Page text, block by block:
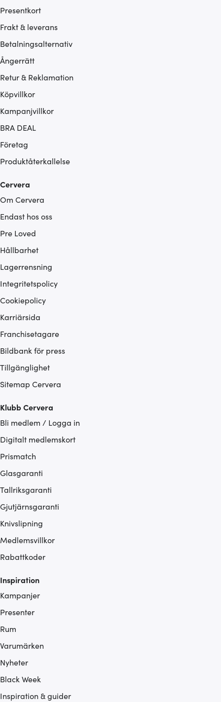
Presentkort
Frakt & leverans
Betalningsalternativ
Ångerrätt
Retur & Reklamation
Köpvillkor
Kampanjvillkor
BRA DEAL
Företag
Produktåterkallelse
Cervera
Om Cervera
Endast hos oss
Pre Loved
Hållbarhet
Lagerrensning
Integritetspolicy
Cookiepolicy
Karriärsida
Franchisetagare
Bildbank för press
Tillgänglighet
Sitemap Cervera
Klubb Cervera
Bli medlem / Logga in
Digitalt medlemskort
Prismatch
Glasgaranti
Tallriksgaranti
Gjutjärnsgaranti
Knivslipning
Medlemsvillkor
Rabattkoder
Inspiration
Kampanjer
Presenter
Rum
Varumärken
Nyheter
Black Week
Inspiration & guider